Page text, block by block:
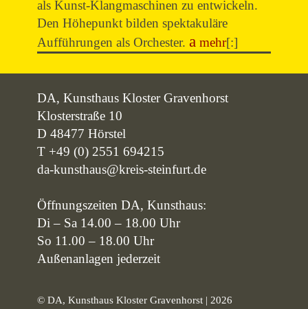
als Kunst-Klangmaschinen zu entwickeln.
Den Höhepunkt bilden spektakuläre
Aufführungen als Orchester.
mehr[:]
DA, Kunsthaus Kloster Gravenhorst
Klosterstraße 10
D 48477 Hörstel
T +49 (0) 2551 694215
da-kunsthaus@kreis-steinfurt.de
Öffnungszeiten DA, Kunsthaus:
Di – Sa 14.00 – 18.00 Uhr
So 11.00 – 18.00 Uhr
Außenanlagen jederzeit
© DA, Kunsthaus Kloster Gravenhorst | 2026